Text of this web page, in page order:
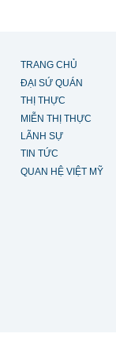
TRANG CHỦ
ĐẠI SỨ QUÁN
THỊ THỰC
MIỄN THỊ THỰC
LÃNH SỰ
TIN TỨC
QUAN HỆ VIỆT MỸ